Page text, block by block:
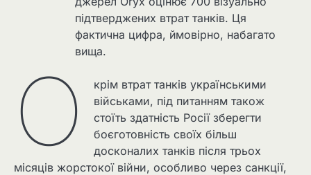
підтверджених втрат танків. Ця
фактична цифра, ймовірно, набагато
вища.
О
крім втрат танків українськими
військами, під питанням також
стоїть здатність Росії зберегти
боєготовність своїх більш
досконалих танків після трьох
місяців жорстокої війни, особливо через санкції,